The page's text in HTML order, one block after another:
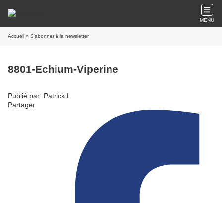
MENU
Accueil » S'abonner à la newsletter
8801-Echium-Viperine
Publié par: Patrick L
Partager